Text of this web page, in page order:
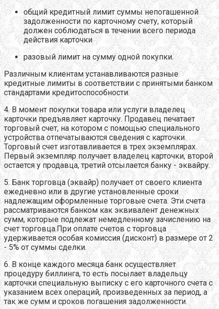
общий кредитный лимит суммы непогашенной
задолженности по карточному счету, который
должен соблюдаться в течении всего периода
действия карточки
разовый лимит на сумму одной покупки.
Различным клиентам устанавливаются разные
кредитные лимиты в соответствии с принятыми банком
стандартами кредитоспособности.
4. В момент покупки товара или услуги владелец
карточки предъявляет карточку. Продавец печатает
торговый счет, на котором с помощью специального
устройства отпечатываются сведения с карточки.
Торговый счет изготавливается в трех экземплярах.
Первый экземпляр получает владелец карточки, второй
остается у продавца, третий отсылается банку - эквайру.
5. Банк торговца (эквайр) получает от своего клиента
ежедневно или в другие установленные сроки
надлежащим оформленные торговые счета. Эти счета
рассматриваются банком как эквивалент денежных
сумм, которые подлежат немедленному зачислению на
счет торговца.При оплате счетов с торговца
удерживается особая комиссия (дисконт) в размере от 2
- 5% от суммы сделки.
6. В конце каждого месяца банк осуществляет
процедуру биллинга, то есть посылает владельцу
карточки специальную выписку с его карточного счета с
указанием всех операций, произведенных за период, а
так же сумм и сроков погашения задолженности.